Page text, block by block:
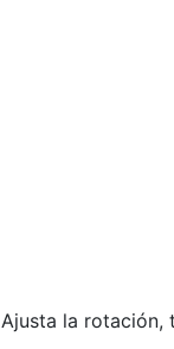
Ajusta la rotación,